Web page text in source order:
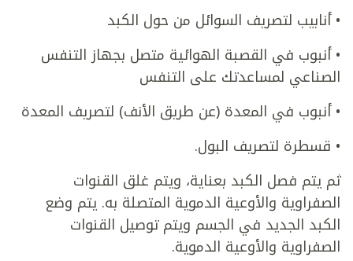
• أنابيب لتصريف السوائل من حول الكبد
• أنبوب في القصبة الهوائية متصل بجهاز التنفس
الصناعي لمساعدتك على التنفس
• أنبوب في المعدة (عن طريق الأنف) لتصريف المعدة
• قسطرة لتصريف البول.
ثم يتم فصل الكبد بعناية، ويتم غلق القنوات
الصفراوية والأوعية الدموية المتصلة به. يتم وضع
الكبد الجديد في الجسم ويتم توصيل القنوات
الصفراوية والأوعية الدموية.